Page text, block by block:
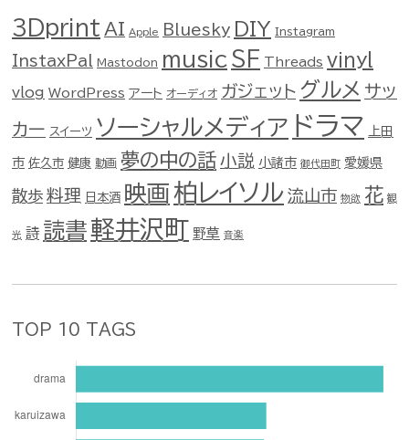
3Dprint AI Apple Bluesky DIY Instagram
InstaxPal Mastodon music SF Threads vinyl
vlog WordPress アート オーディオ ガジェット グルメ サッ
カー スイーツ ソーシャルメディア ドラマ 上田
市 佐久市 健康 動画 夢の中の話 小説 小諸市 御代田町 愛媛県
散歩 料理 日本酒 映画 柏レイソル 流山市 物欲 花 観
光 詩 読書軽井沢町 野草 音楽
TOP 10 TAGS